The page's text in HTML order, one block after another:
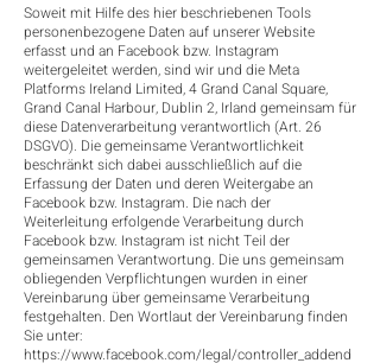
Soweit mit Hilfe des hier beschriebenen Tools
personenbezogene Daten auf unserer Website
erfasst und an Facebook bzw. Instagram
weitergeleitet werden, sind wir und die Meta
Platforms Ireland Limited, 4 Grand Canal Square,
Grand Canal Harbour, Dublin 2, Irland gemeinsam für
diese Datenverarbeitung verantwortlich (Art. 26
DSGVO). Die gemeinsame Verantwortlichkeit
beschränkt sich dabei ausschließlich auf die
Erfassung der Daten und deren Weitergabe an
Facebook bzw. Instagram. Die nach der
Weiterleitung erfolgende Verarbeitung durch
Facebook bzw. Instagram ist nicht Teil der
gemeinsamen Verantwortung. Die uns gemeinsam
obliegenden Verpflichtungen wurden in einer
Vereinbarung über gemeinsame Verarbeitung
festgehalten. Den Wortlaut der Vereinbarung finden
Sie unter:
https://www.facebook.com/legal/controller_addend